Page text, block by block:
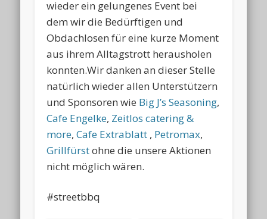
wieder ein gelungenes Event bei
dem wir die Bedürftigen und
Obdachlosen für eine kurze Moment
aus ihrem Alltagstrott herausholen
konnten.Wir danken an dieser Stelle
natürlich wieder allen Unterstützern
und Sponsoren wie Big J’s Seasoning,
Cafe Engelke, Zeitlos catering &
more,Cafe Extrablatt , Petromax,
Grillfürstohne die unsere Aktionen
nicht möglich wären.
#streetbbq